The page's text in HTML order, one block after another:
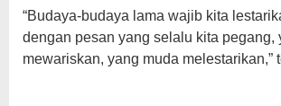
“Budaya-budaya lama wajib kita
dengan pesan yang selalu kita pegang,
mewariskan, yang muda melestarikan,”